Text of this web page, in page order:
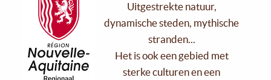
Uitgestrekte natuur,
dynamische steden, mythische
stranden...
Het is ook een gebied met
sterke culturen en een